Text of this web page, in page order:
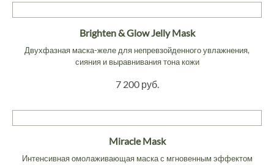
Brighten & Glow Jelly Mask
Двухфазная маска-желе для непревзойденного увлажнения,
сияния и выравнивания тона кожи
7 200 руб.
Miracle Mask
Интенсивная омолаживающая маска с мгновенным эффектом